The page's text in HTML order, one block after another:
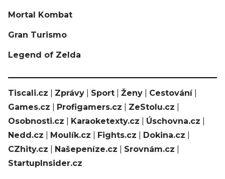
Mortal Kombat
Gran Turismo
Legend of Zelda
Tiscali.cz Zprávy Sport Ženy Cestování|
Games.cz
Profigamers.cz ZeStolu.cz
Osobnosti.cz
Karaoketexty.cz Úschovna.cz
Nedd.cz
Moulík.cz Fights.cz Dokina.cz
CZhity.cz
Našepeníze.cz Srovnám.cz
StartupInsider.cz